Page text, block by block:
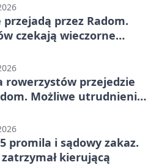
przejadą przez Radom.
czekają wieczorne
rowerzystów przejedzie
Możliwe utrudnienia
promila i sądowy zakaz.
kierującą